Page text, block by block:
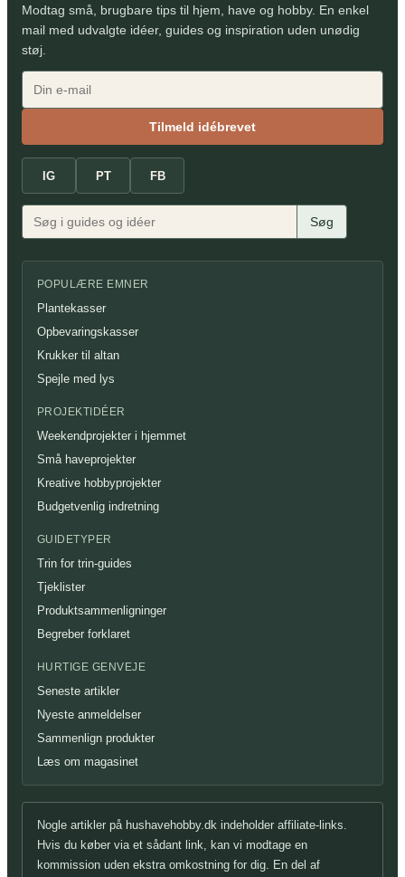
Modtag små, brugbare tips til hjem, have og hobby. En enkel
mail med udvalgte idéer, guides og inspiration uden unødig
støj.
Tilmeld idébrevet
IG PT FB
Søg
POPULÆRE EMNER
Plantekasser
Opbevaringskasser
Krukker til altan
Spejle med lys
PROJEKTIDÉER
Weekendprojekter i hjemmet
Små haveprojekter
Kreative hobbyprojekter
Budgetvenlig indretning
GUIDETYPER
Trin for trin-guides
Tjeklister
Produktsammenligninger
Begreber forklaret
HURTIGE GENVEJE
Seneste artikler
Nyeste anmeldelser
Sammenlign produkter
Læs om magasinet
Nogle artikler på hushavehobby.dk indeholder affiliate-links.
Hvis du køber via et sådant link, kan vi modtage en
kommission uden ekstra omkostning for dig. En del af